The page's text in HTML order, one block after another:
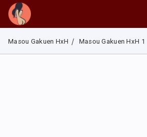
Masou Gakuen HxH Masou Gakuen HxH 1